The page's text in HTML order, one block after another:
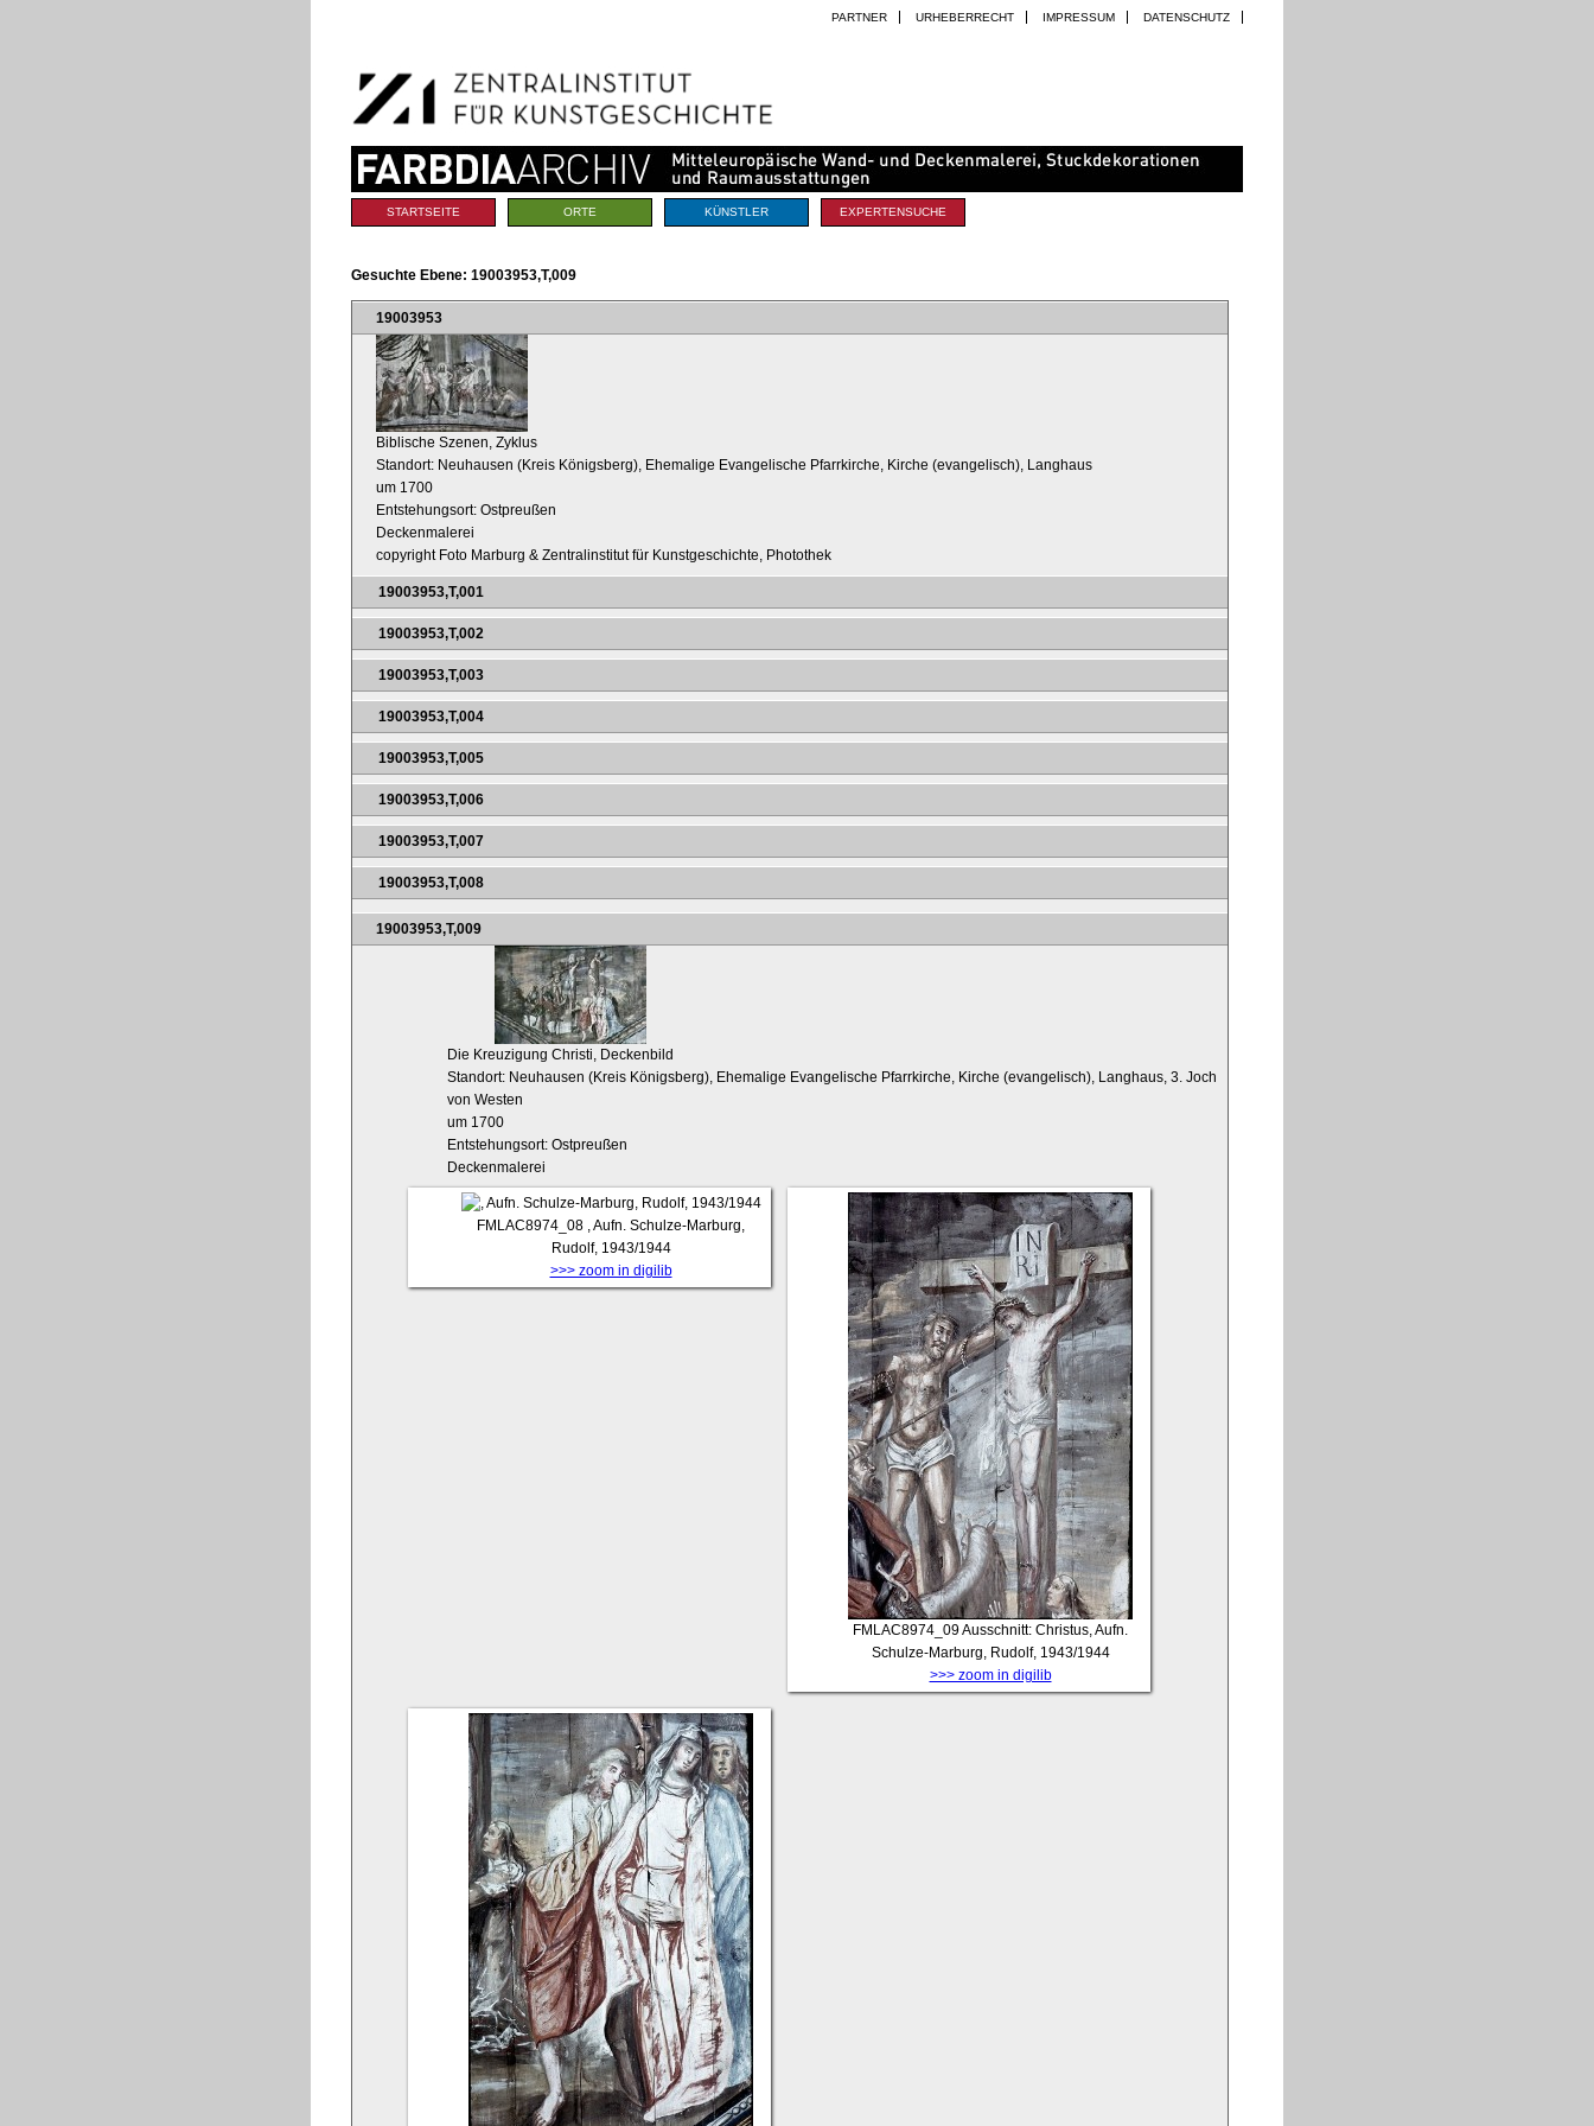
Navigation
PARTNER URHEBERRECHT IMPRESSUM DATENSCHUTZ
Sektionen
STARTSEITE ORTE KÜNSTLER EXPERTENSUCHE
Gesuchte Ebene: 19003953,T,009
19003953
Biblische Szenen, Zyklus
Standort: Neuhausen (Kreis Königsberg), Ehemalige Evangelische Pfarrkirche, Kirche (evangelisch), Langhaus
um 1700
Entstehungsort: Ostpreußen
Deckenmalerei
copyright Foto Marburg & Zentralinstitut für Kunstgeschichte, Photothek
19003953,T,001
19003953,T,002
19003953,T,003
19003953,T,004
19003953,T,005
19003953,T,006
19003953,T,007
19003953,T,008
19003953,T,009
Die Kreuzigung Christi, Deckenbild
Standort: Neuhausen (Kreis Königsberg), Ehemalige Evangelische Pfarrkirche, Kirche (evangelisch), Langhaus, 3. Joch
von Westen
um 1700
Entstehungsort: Ostpreußen
Deckenmalerei
FMLAC8974_08 , Aufn. Schulze-Marburg,
Rudolf, 1943/1944
>>> zoom in digilib
FMLAC8974_09Ausschnitt: Christus, Aufn.
Schulze-Marburg, Rudolf, 1943/1944
>>> zoom in digilib